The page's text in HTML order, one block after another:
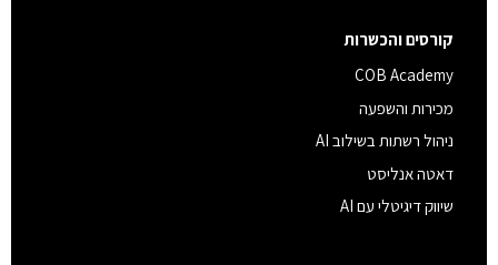
קורסים והכשרות
COB Academy
מכירות והשפעה
ניהול רשתות בשילוב AI
דאטה אנליסט
שיווק דיגיטלי עם AI